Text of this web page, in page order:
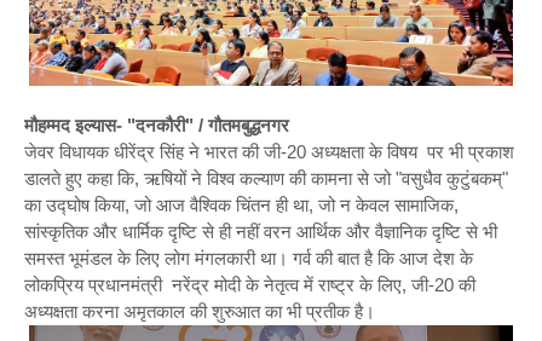
मौहम्मद इल्यास- "दनकौरी" / गौतमबुद्धनगर
जेवर विधायक धीरेंद्र सिंह ने भारत की जी-20 अध्यक्षता के विषय पर भी प्रकाश
डालते हुए कहा कि, ऋषियों ने विश्व कल्याण की कामना से जो "वसुधैव कुटुंबकम्"
का उद्घोष किया, जो आज वैश्विक चिंतन ही था, जो न केवल सामाजिक,
सांस्कृतिक और धार्मिक दृष्टि से ही नहीं वरन आर्थिक और वैज्ञानिक दृष्टि से भी
समस्त भूमंडल के लिए लोग मंगलकारी था। गर्व की बात है कि आज देश के
लोकप्रिय प्रधानमंत्री नरेंद्र मोदी के नेतृत्व में राष्ट्र के लिए, जी-20 की
अध्यक्षता करना अमृतकाल की शुरुआत का भी प्रतीक है।